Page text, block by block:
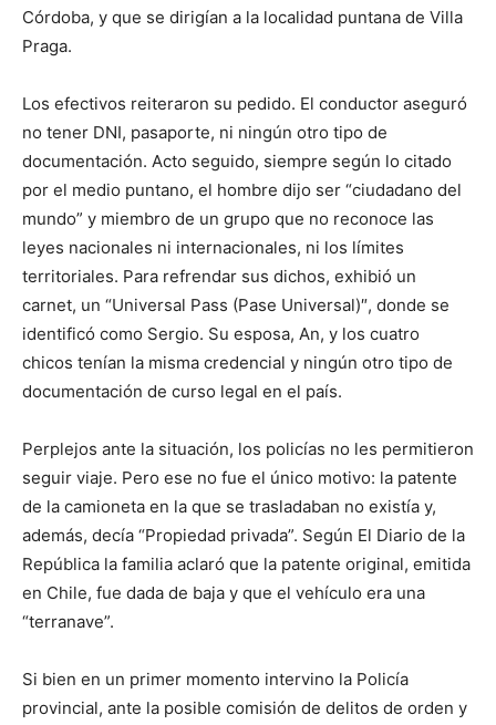
Córdoba, y que se dirigían a la localidad puntana de Villa
Praga.
Los efectivos reiteraron su pedido. El conductor aseguró
no tener DNI, pasaporte, ni ningún otro tipo de
documentación. Acto seguido, siempre según lo citado
por el medio puntano, el hombre dijo ser “ciudadano del
mundo” y miembro de un grupo que no reconoce las
leyes nacionales ni internacionales, ni los límites
territoriales. Para refrendar sus dichos, exhibió un
carnet, un “Universal Pass (Pase Universal)″, donde se
identificó como Sergio. Su esposa, An, y los cuatro
chicos tenían la misma credencial y ningún otro tipo de
documentación de curso legal en el país.
Perplejos ante la situación, los policías no les permitieron
seguir viaje. Pero ese no fue el único motivo: la patente
de la camioneta en la que se trasladaban no existía y,
además, decía “Propiedad privada”. Según El Diario de la
República la familia aclaró que la patente original, emitida
en Chile, fue dada de baja y que el vehículo era una
“terranave”.
Si bien en un primer momento intervino la Policía
provincial, ante la posible comisión de delitos de orden y